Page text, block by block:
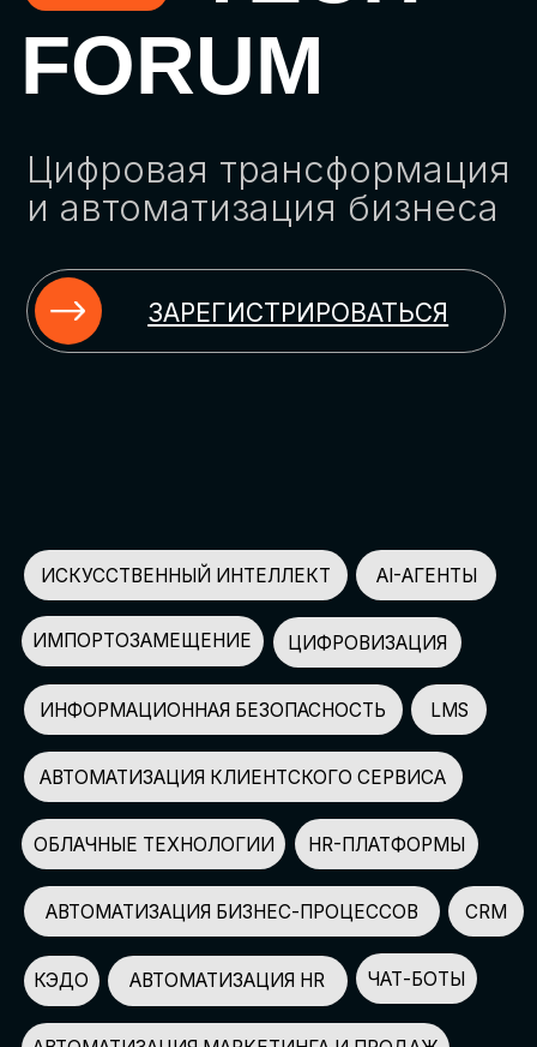
и автоматизация бизнеса
ЗАРЕГИСТРИРОВАТЬСЯ
ИСКУССТВЕННЫЙ ИНТЕЛЛЕКТ
НЕЙРОСЕТИ ДЛЯ БИЗНЕСА
КЭДО
ЦИФРОВИЗАЦИЯ
АВТОМАТИЗАЦИЯ HR
АВТОМАТИЗАЦИЯ МАРКЕТИНГА И ПРОДАЖ
AI-АССИСТЕНТЫ
ЧАТ-БОТЫ
ИМПОРТОЗАМЕЩЕНИЕ
СПИКЕРОВ
150+
ПАРТНЕРОВ
100+
УЧАСТНИКОВ
2500+